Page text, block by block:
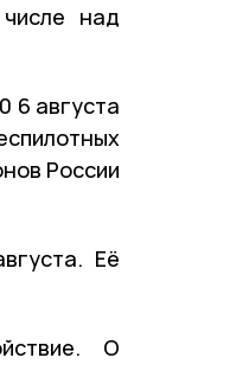
над
6 августа
России
Её
О